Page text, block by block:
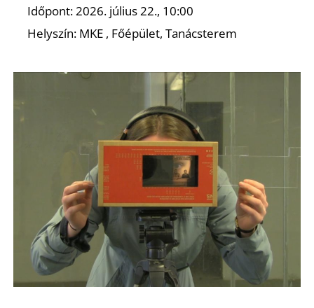
Időpont: 2026. július 22., 10:00
Helyszín: MKE , Főépület, Tanácsterem